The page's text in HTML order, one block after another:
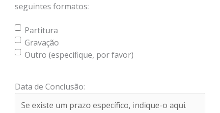
seguintes formatos:
Partitura
Gravação
Outro (especifique, por favor)
Data de Conclusão: